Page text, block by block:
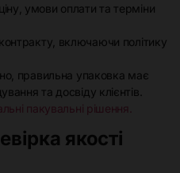
умови оплати та терміни
контракту, включаючи політику
правильна упаковка має
та досвіду клієнтів.
пакувальні рішення.
якості